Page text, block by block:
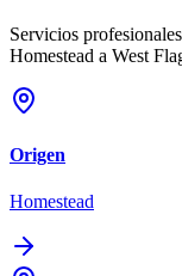
Servicios
Homestead a West
Origen
Homestead